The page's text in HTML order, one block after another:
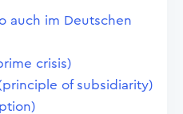
auch im Deutschen
crisis)
of subsidiarity)